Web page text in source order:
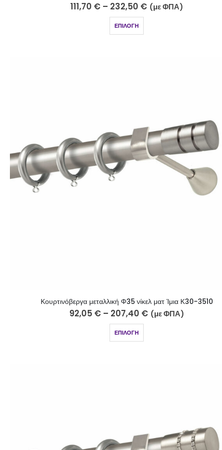
111,70 € – 232,50 € (με ΦΠΑ)
ΕΠΙΛΟΓΉ
Κουρτινόβεργα μεταλλική Φ35 νίκελ ματ Ίμια Κ30-3510
92,05 € – 207,40 € (με ΦΠΑ)
ΕΠΙΛΟΓΉ